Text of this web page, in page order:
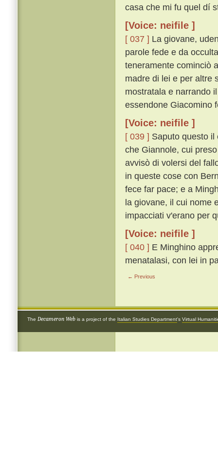
casa che mi fu quel dí
[Voice: neifile ]
[ 037 ] La giovane,
parole fede e da
teneramente cominciò
madre di lei e per altre
mostratala e narrando
essendone Giacomino
[Voice: neifile ]
[ 039 ] Saputo questo
che Giannole, cui
avvisò di volersi del
in queste cose con
fece far pace; e a
la giovane, il cui nome
impacciati v'erano per
[Voice: neifile ]
[ 040 ] E Minghino
menatalasi, con lei in
← Previous
The Decameron Web is a project of the Italian Studies Department's Virtual